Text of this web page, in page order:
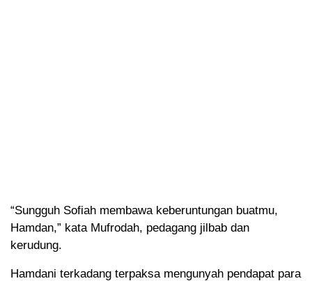
“Sungguh Sofiah membawa keberuntungan buatmu,
Hamdan,” kata Mufrodah, pedagang jilbab dan
kerudung.
Hamdani terkadang terpaksa mengunyah pendapat para